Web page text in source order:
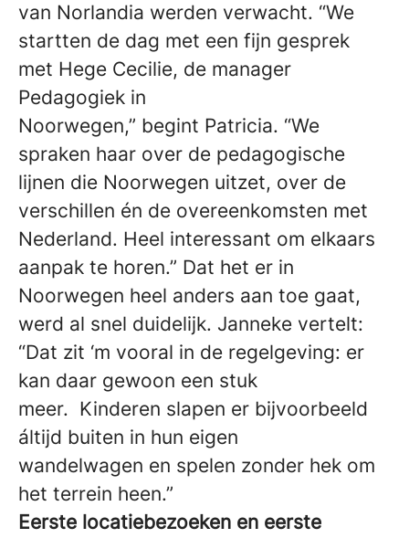
van Norlandia werden verwacht. “We
startten de dag met een fijn gesprek
met Hege Cecilie, de manager
Pedagogiek in
Noorwegen,” begint Patricia. “We
spraken haar over de pedagogische
lijnen die Noorwegen uitzet, over de
verschillen én de overeenkomsten met
Nederland. Heel interessant om elkaars
aanpak te horen.” Dat het er in
Noorwegen heel anders aan toe gaat,
werd al snel duidelijk. Janneke vertelt:
“Dat zit ‘m vooral in de regelgeving: er
kan daar gewoon een stuk
meer. Kinderen slapen er bijvoorbeeld
áltijd buiten in hun eigen
wandelwagen en spelen zonder hek om
het terrein heen.”
Eerste locatiebezoeken en eerste